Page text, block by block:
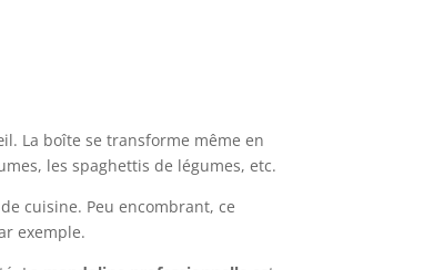
La boîte se transforme même en
les spaghettis de légumes, etc.
cuisine. Peu encombrant, ce
exemple.